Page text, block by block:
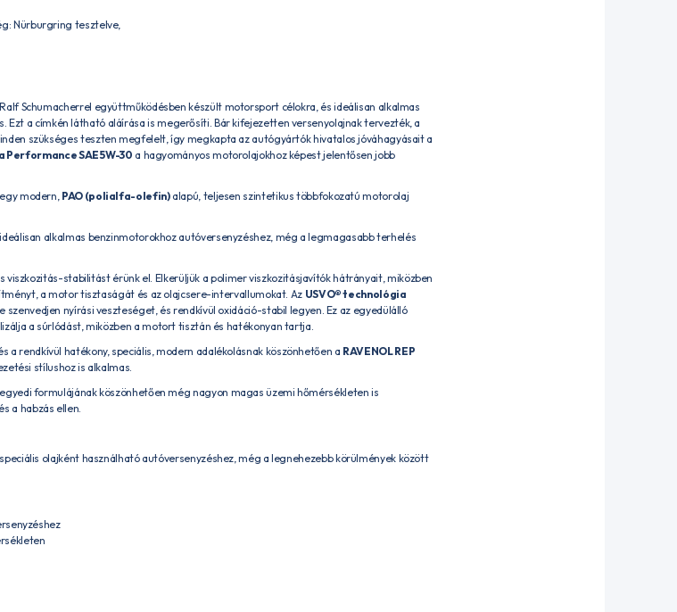
Nürburgring tesztelve,
Ralf Schumacherrel együttműködésben készült motorsport célokra, és ideálisan alkalmas
a címkén látható aláírása is megerősíti. Bár kifejezetten versenyolajnak tervezték, a
szükséges teszten megfelelt, így megkapta az autógyártók hivatalos jóváhagyásait a
Performance SAE 5W-30 a hagyományos motorolajokhoz képest jelentősen jobb
egy modern, PAO (polialfa-olefin)alapú, teljesen szintetikus többfokozatú motorolaj
ideálisan alkalmas benzinmotorokhoz autóversenyzéshez, még a legmagasabb terhelés
stabilitást érünk el. Elkerüljük a polimer viszkozitásjavítók hátrányait, miközben
a motor tisztaságát és az olajcsere-intervallumokat. Az USVO® technológia
nyírási veszteséget, és rendkívül oxidáció-stabil legyen. Ez az egyedülálló
a súrlódást, miközben a motort tisztán és hatékonyan tartja.
rendkívül hatékony, speciális, modern adalékolásnak köszönhetően a RAVENOL REP
stílushoz is alkalmas.
egyedi formulájának köszönhetően még nagyon magas üzemi hőmérsékleten is
a habzás ellen.
speciális olajként használható autóversenyzéshez, még a legnehezebb körülmények között